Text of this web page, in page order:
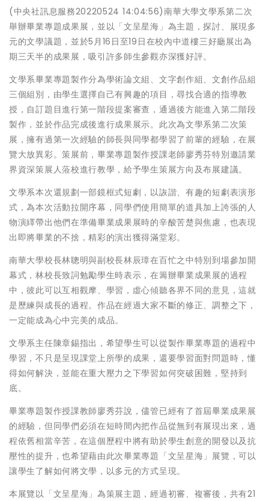
(中央社訊息服務20220524 14:04:56)南華大學文學系第二次
舉辦畢業專題成果展，並以「文呈星海」為主題，探討、展現多
元的文學議題，並於5月16日至19日在校內中道樓三好廳展出為
期三天半的成果展，吸引許多師生參觀亦深獲好評。
文學系畢業專題製作分為學術論文組、文字創作組、文創作品組
三個組別，由學生選擇自己有興趣的項目，尋找合適的指導教
授，自訂題目進行第一階段提案審查，通過後方能進入第二階段
製作，並於作品完成後進行成果展示。此次為文學系第二次策
展，擁有過第一次經驗的師長與同學都學習了前輩的經驗，在展
覽大放異彩。策展前，畢業專題製作授課老師廖秀芬特別邀請業
界資深策展人蒞校進行教學，給予學生策展方向及布展建議。
文學系本次還規劃一部鏡框式短劇，以詼諧、有趣的短劇表演形
式，為本次活動拉開序幕，同學們使用簡單的道具加上誇張的人
物演繹帶出他們在準備畢業成果展時的辛酸苦楚與焦慮，也表現
出即將畢業的不捨，精彩的演出獲得滿堂彩。
南華大學校長林聰明與副校長林辰璋在百忙之中特別到場參加開
幕式，林校長致詞勉勵學生時表示，在籌辦畢業成果展的過程
中，彼此可以互相觀摩、學習，虛心傾聽各界不同的意見，這就
是歷練與成長的過程。作品在經過大家不斷的修正、調整之下，
一定能成為心中完美的成品。
文學系主任陳章錫指出，希望學生可以從製作畢業專題的過程中
學習，不只是呈現課堂上所學的成果，還要學習面對問題時，懂
得如何解決，並能在重大壓力之下學習如何突破困難，堅持到
底。
畢業專題製作授課教師廖秀芬說，儘管已經有了首屆畢業成果展
的經驗，但同學們必須在短時間內把作品從無到有展現出來，過
程依舊相當辛苦，在這個歷程中將有助於學生創意的開發以及抗
壓性的提升，也希望藉由此次畢業專題「文呈星海」展覽，可以
讓學生了解如何將文學，以多元的方式呈現。
本展覽以「文呈星海」為策展主題，經過初審、複審後，共有21